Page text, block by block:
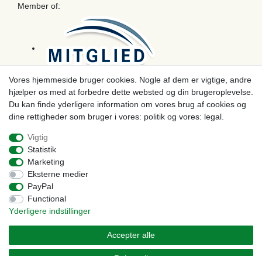
Member of:
Betaling
Withdraw from contract here Kontakt
Vores hjemmeside bruger cookies. Nogle af dem er vigtige, andre
hjælper os med at forbedre dette websted og din brugeroplevelse.
Du kan finde yderligere information om vores brug af cookies og
dine rettigheder som bruger i vores: politik og vores: legal.
Vigtig
Statistik
Marketing
Eksterne medier
PayPal
Functional
Yderligere indstillinger
Accepter alle